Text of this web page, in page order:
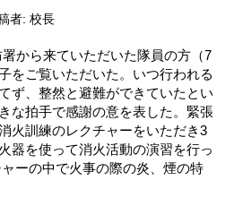
者: 校長
から来ていただいた隊員の方（7
をご覧いただいた。いつ行われる
ず、整然と避難ができていたとい
な拍手で感謝の意を表した。緊張
火訓練のレクチャーをいただき3
器を使って消火活動の演習を行っ
の中で火事の際の炎、煙の特